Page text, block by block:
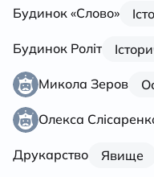
Будинок «Слово»
Будинок Роліт
Микола Зеров
Олекса
Друкарство Явище